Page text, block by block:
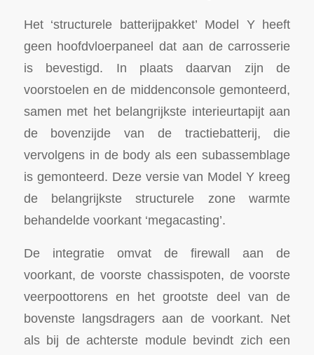
Het ‘structurele batterijpakket’ Model Y heeft
geen hoofdvloerpaneel dat aan de carrosserie
is bevestigd. In plaats daarvan zijn de
voorstoelen en de middenconsole gemonteerd,
samen met het belangrijkste interieurtapijt aan
de bovenzijde van de tractiebatterij, die
vervolgens in de body als een subassemblage
is gemonteerd. Deze versie van Model Y kreeg
de belangrijkste structurele zone warmte
behandelde voorkant ‘megacasting’.
De integratie omvat de firewall aan de
voorkant, de voorste chassispoten, de voorste
veerpoottorens en het grootste deel van de
bovenste langsdragers aan de voorkant. Net
als bij de achterste module bevindt zich een